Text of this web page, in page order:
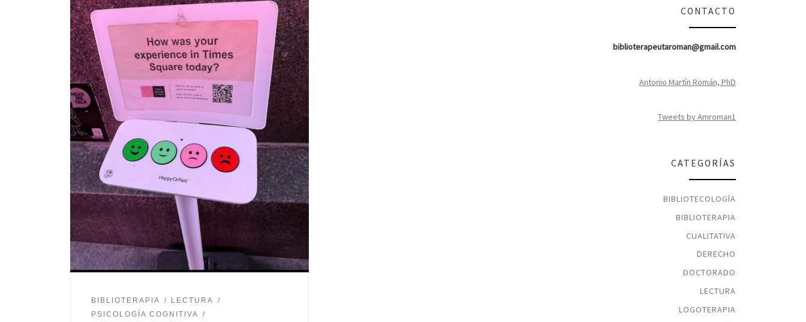
BIBLIOTERAPIA
LECTURA
PSICOLOGÍA COGNITIVA
CONTACTO
biblioterapeutaroman@gmail.com
Antonio Martín Román, PhD
Tweets by Amroman1
CATEGORÍAS
BIBLIOTECOLOGÍA
BIBLIOTERAPIA
CUALITATIVA
DERECHO
DOCTORADO
LECTURA
LOGOTERAPIA